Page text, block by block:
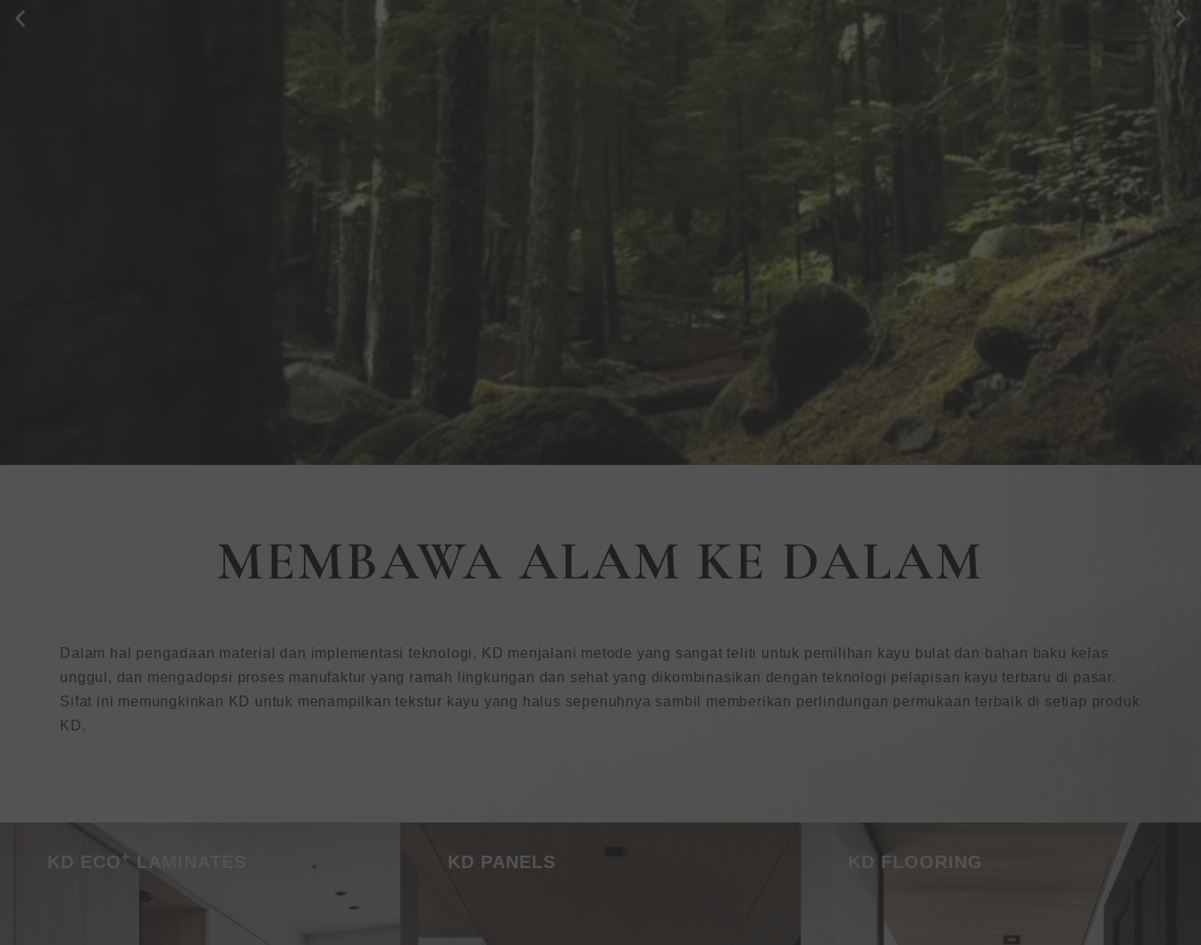
KEDING |Ramah
lingkungan
Solusi Permukaan
Interior
dan pengecer untuk bahan interior eksklusif
MEMBAWA ALAM KE DALAM
Dalam hal pengadaan material dan implementasi teknologi, KD menjalani metode yang sangat teliti untuk pemilihan kayu bulat dan bahan baku kelas
unggul, dan mengadopsi proses manufaktur yang ramah lingkungan dan sehat yang dikombinasikan dengan teknologi pelapisan kayu terbaru di pasar.
Sifat ini memungkinkan KD untuk menampilkan tekstur kayu yang halus sepenuhnya sambil memberikan perlindungan permukaan terbaik di setiap produk
KD.
KD ECO+ LAMINATES KD PANELS KD FLOORING